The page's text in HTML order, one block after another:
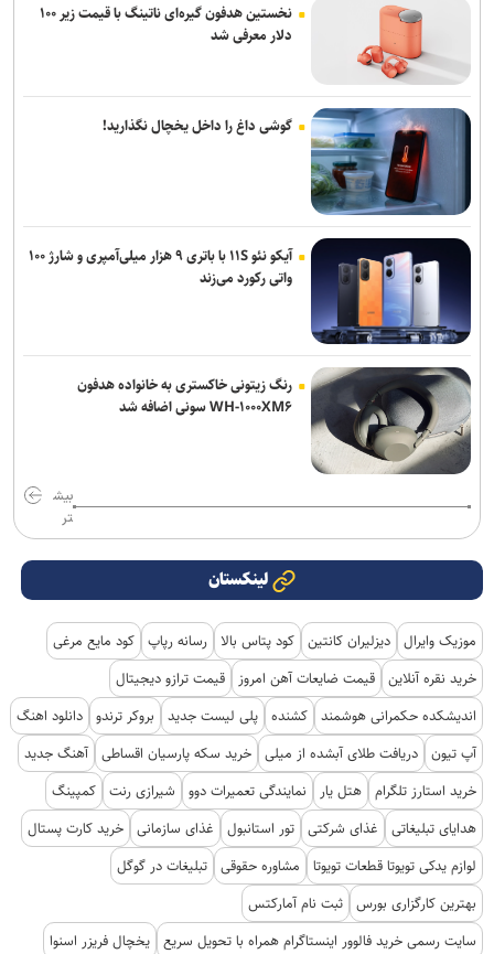
نخستین هدفون گیره‌ای ناتینگ با قیمت زیر ۱۰۰
دلار معرفی شد
گوشی داغ را داخل یخچال نگذارید!
آیکو نئو ۱۱S با باتری ۹ هزار میلی‌آمپری و شارژ ۱۰۰
واتی رکورد می‌زند
رنگ زیتونی خاکستری به خانواده هدفون
WH-۱۰۰۰XM۶ سونی اضافه شد
بیش
تر
لینکستان
موزیک وایرال دیزلیران کانتین کود پتاس بالا رسانه رپاپ کود مایع مرغی
خرید نقره آنلاین قیمت ضایعات آهن امروز
قیمت ترازو دیجیتال
اندیشکده حکمرانی هوشمند کشنده پلی لیست جدید بروکر ترندو دانلود اهنگ
آپ تیون دریافت طلای آبشده از میلی خرید سکه پارسیان اقساطی آهنگ جدید
خرید استارز تلگرام هتل یار نمایندگی تعمیرات دوو شیرازی رنت کمپینگ
هدایای تبلیغاتی
غذای شرکتی تور استانبول غذای سازمانی خرید کارت پستال
لوازم یدکی تویوتا قطعات تویوتا
مشاوره حقوقی تبلیغات در گوگل
بهترین کارگزاری بورس ثبت نام آمارکتس
سایت رسمی خرید فالوور اینستاگرام همراه با تحویل سریع یخچال فریزر اسنوا